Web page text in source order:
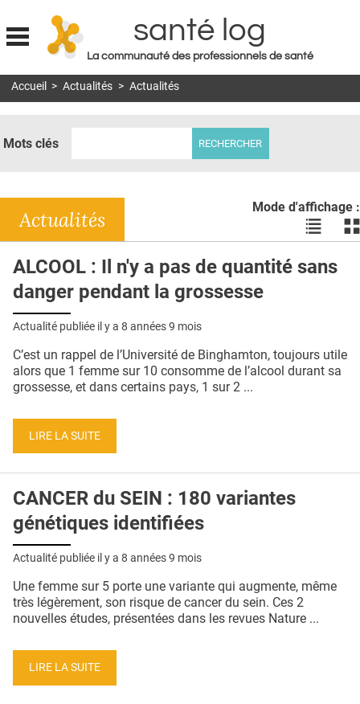
Jump to navigation
santé log
La communauté des professionnels de santé
MON COMPTE
DOSSIERS
RÉSEAUX
E-REVUE SAD
THÉMA
QUI SOMMES-NOUS ?
CONDITIONS GÉNÉRALES
CRÉDITS
Accueil > Actualités > Actualités
Mots clés
Mode d'affichage :
Voir
les
en
les
Actualités
ALCOOL : Il n'y a pas de quantité sans
danger pendant la grossesse
Actualité publiée il y a 8 années 9 mois
C’est un rappel de l’Université de Binghamton, toujours utile
alors que 1 femme sur 10 consomme de l’alcool durant sa
grossesse, et dans certains pays, 1 sur 2 ...
LIRE LA SUITE
CANCER du SEIN : 180 variantes
génétiques identifiées
Actualité publiée il y a 8 années 9 mois
Une femme sur 5 porte une variante qui augmente, même
très légèrement, son risque de cancer du sein. Ces 2
nouvelles études, présentées dans les revues Nature ...
LIRE LA SUITE